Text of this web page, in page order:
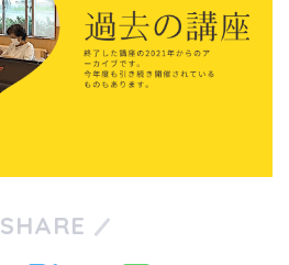
SHARE